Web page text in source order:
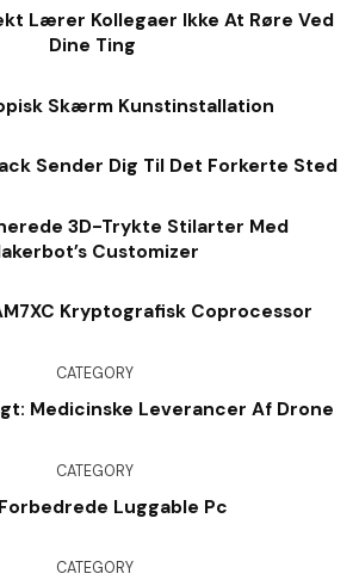
Lærer Kollegaer Ikke At Røre Ved
Dine Ting
Skærm Kunstinstallation
Sender Dig Til Det Forkerte Sted
3D-Trykte Stilarter Med
Customizer
Kryptografisk Coprocessor
CATEGORY
Medicinske Leverancer Af Drone
CATEGORY
Luggable Pc
CATEGORY